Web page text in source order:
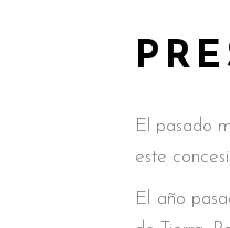
El pasado
este
El año